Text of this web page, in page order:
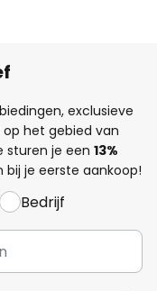
exclusieve
het gebied van
sturen je een 13%
je eerste aankoop!
Bedrijf